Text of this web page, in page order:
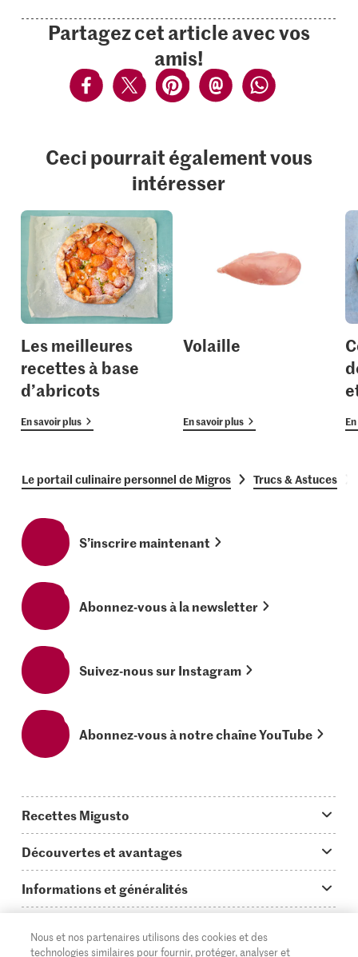
Partagez cet article avec vos
amis!
Ceci pourrait également vous
intéresser
Les meilleures
recettes à base
d’abricots
En savoir plus
Volaille
En savoir plus
Le portail culinaire personnel de Migros Trucs & Astuces
S’inscrire maintenant
Abonnez-vous à la newsletter
Suivez-nous sur Instagram
Abonnez-vous à notre chaîne YouTube
Recettes Migusto
Idées de menus
Plats principaux
Simple & vite prêt
Découvertes et avantages
On en parle...
Tutoriels
Informations et généralités
Questions concernant Migusto
Cuisiner avec Migusto
Supermarché
Nous et nos partenaires utilisons des cookies et des
technologies similaires pour fournir, protéger, analyser et